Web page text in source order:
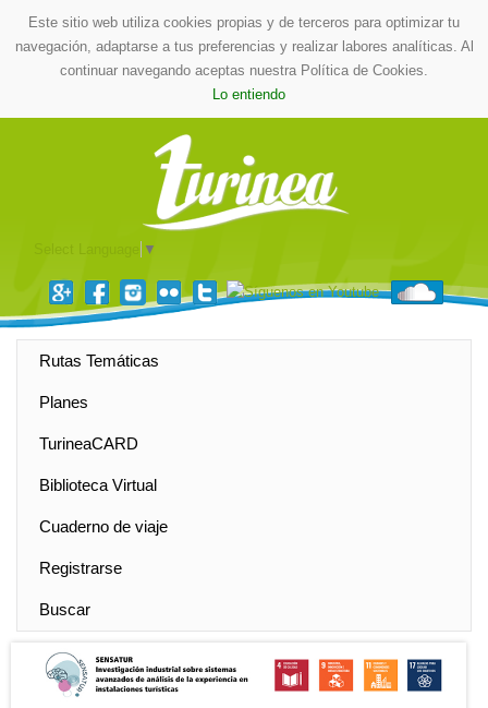
Este sitio web utiliza cookies propias y de terceros para optimizar tu
navegación, adaptarse a tus preferencias y realizar labores analíticas. Al
continuar navegando aceptas nuestra Política de Cookies.
Lo entiendo
▼
Rutas Temáticas
Planes
TurineaCARD
Biblioteca Virtual
Cuaderno de viaje
Registrarse
Buscar